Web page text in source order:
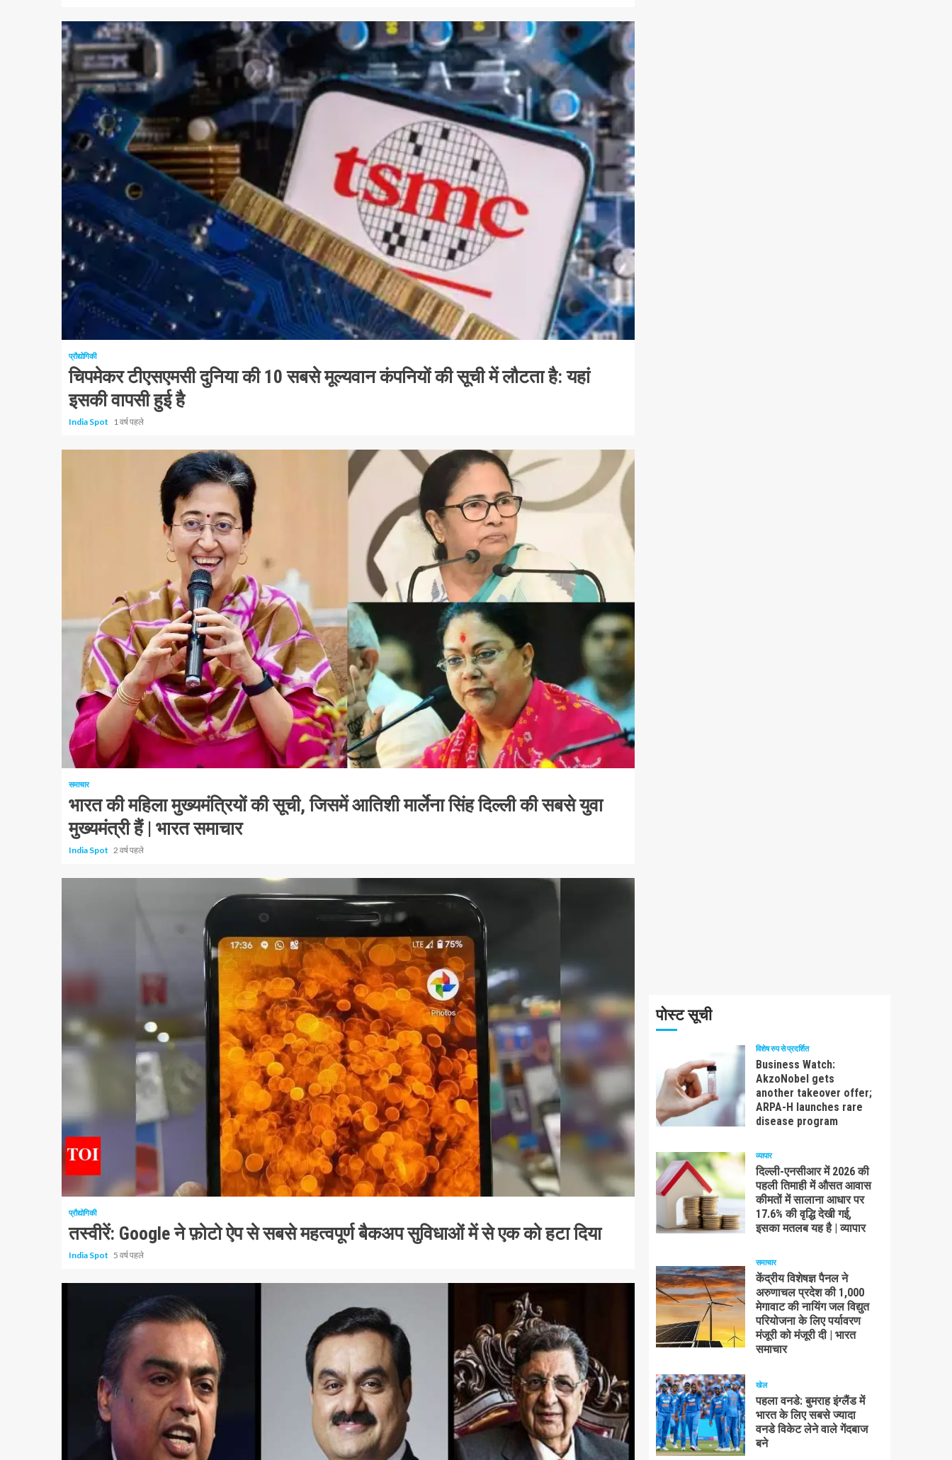
1 न्यूनतम पढ़ा
प्रौद्योगिकी
चिपमेकर टीएसएमसी दुनिया की 10 सबसे मूल्यवान कंपनियों की सूची में लौटता है: यहां
इसकी वापसी हुई है
India Spot 1 वर्ष पहले
1 न्यूनतम पढ़ा
समाचार
भारत की महिला मुख्यमंत्रियों की सूची, जिसमें आतिशी मार्लेना सिंह दिल्ली की सबसे युवा
मुख्यमंत्री हैं | भारत समाचार
India Spot 2 वर्ष पहले
1 न्यूनतम पढ़ा
प्रौद्योगिकी
तस्वीरें: Google ने फ़ोटो ऐप से सबसे महत्वपूर्ण बैकअप सुविधाओं में से एक को हटा दिया
India Spot 5 वर्ष पहले
पोस्ट सूची
विशेष रुप से प्रदर्शित
Business Watch:
AkzoNobel gets
another takeover offer;
ARPA-H launches rare
disease program
व्यापार
दिल्ली-एनसीआर में 2026 की
पहली तिमाही में औसत आवास
कीमतों में सालाना आधार पर
17.6% की वृद्धि देखी गई,
इसका मतलब यह है | व्यापार
समाचार
केंद्रीय विशेषज्ञ पैनल ने
अरुणाचल प्रदेश की 1,000
मेगावाट की नायिंग जल विद्युत
परियोजना के लिए पर्यावरण
मंजूरी को मंजूरी दी | भारत
समाचार
खेल
पहला वनडे: बुमराह इंग्लैंड में
भारत के लिए सबसे ज्यादा
वनडे विकेट लेने वाले गेंदबाज
बने